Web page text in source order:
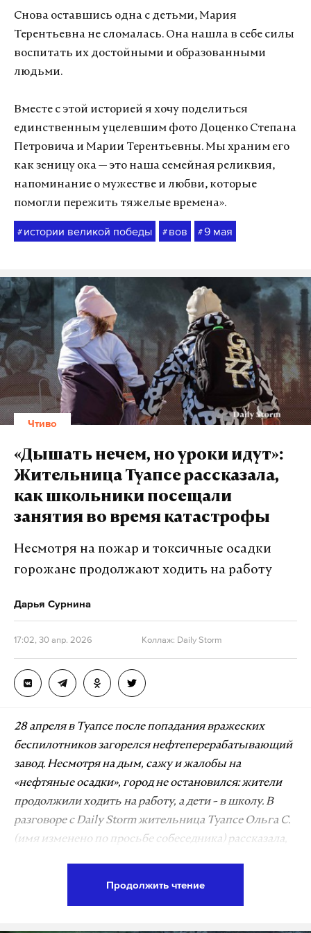
Снова оставшись одна с детьми, Мария
Терентьевна не сломалась. Она нашла в себе силы
воспитать их достойными и образованными
людьми.
Вместе с этой историей я хочу поделиться
единственным уцелевшим фото Доценко Степана
Петровича и Марии Терентьевны. Мы храним его
как зеницу ока — это наша семейная реликвия,
напоминание о мужестве и любви, которые
помогли пережить тяжелые времена».
# истории великой победы # вов #9 мая
Чтиво
«Дышать нечем, но уроки идут»:
Жительница Туапсе рассказала,
как школьники посещали
занятия во время катастрофы
Несмотря на пожар и токсичные осадки
горожане продолжают ходить на работу
Дарья Сурнина
17:02, 30 апр. 2026 Коллаж: Daily Storm
28 апреля в Туапсе после попадания вражеских
беспилотников загорелся нефтеперерабатывающий
завод. Несмотря на дым, сажу и жалобы на
«нефтяные осадки», город не остановился: жители
продолжили ходить на работу, а дети - в школу. В
разговоре с Daily Storm жительница Туапсе Ольга С.
(имя изменено по просьбе собеседника) рассказала,
Продолжить чтение